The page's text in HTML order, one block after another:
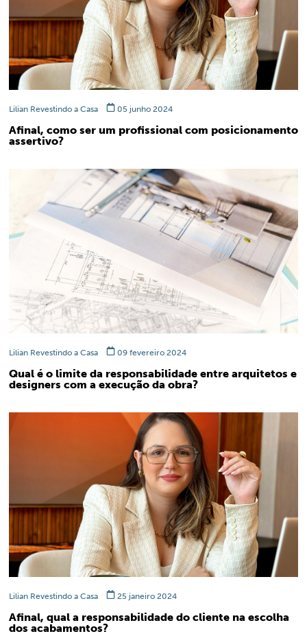
Lilian Revestindo a Casa 05 junho 2024
Afinal, como ser um profissional com posicionamento
assertivo?
Lilian Revestindo a Casa 09 fevereiro 2024
Qual é o limite da responsabilidade entre arquitetos e
designers com a execução da obra?
Lilian Revestindo a Casa 25 janeiro 2024
Afinal, qual a responsabilidade do cliente na escolha
dos acabamentos?